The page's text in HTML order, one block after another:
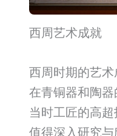
西周艺术成就
西周时期的艺
在青铜器和陶
当时工匠的高超
值得深入研究与